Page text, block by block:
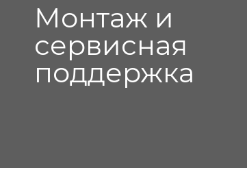
Монтаж и
сервисная
поддержка